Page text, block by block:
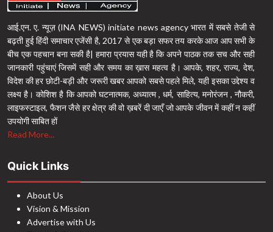
आई.एन. ए. न्यूज़ (INA NEWS) initiate news agency भारत में सबसे तेजी से
बढ़ती हुई हिंदी समाचार एजेंसी है, 2017 से एक बड़ा सफर तय करके आज आप सभी के
बीच एक पहचान बना सकी है| हमारा प्रयास यही है कि अपने पाठक तक सच और सही
जानकारी पहुंचाएं जिसमें सही और समय का ख़ास महत्व है। आपके, शहर, राज्य, देश,
विदेश की हर छोटी-बड़ी और जरूरी खबर आपको सबसे पहले मिले, यही इसका उद्देश्य व
लक्ष्य है। कोशिश है कि आपको घटनात्मक, अध्यात्म , धर्म, साहित्य, मनोरंजन , नौकरी,
लाइफस्टाइल, फैशन जैसे हर क्षेत्र की वो ख़बरें दी जाएँ जो आपके जीवन में कहीं न कहीं
उपयोगी साबित हों
Read More...
Quick Links
About Us
Vision & Mission
Advertise with Us